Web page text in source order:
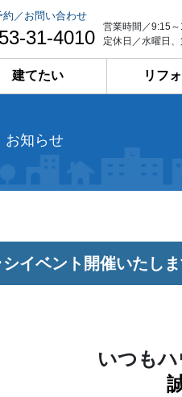
約／お問い合わせ
31-4010
営業時間／9:15
定休日／水曜日
建てたい リフ
お知らせ
イベント開催いたしま
いつも